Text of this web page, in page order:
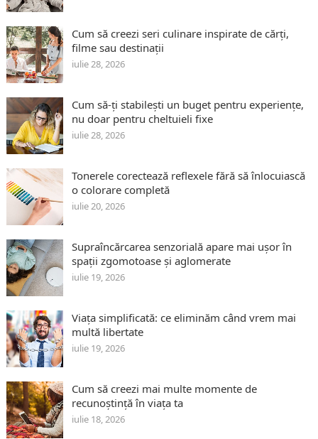
Cum să creezi seri culinare inspirate de cărți,
filme sau destinații
iulie 28, 2026
Cum să-ți stabilești un buget pentru experiențe,
nu doar pentru cheltuieli fixe
iulie 28, 2026
Tonerele corectează reflexele fără să înlocuiască
o colorare completă
iulie 20, 2026
Supraîncărcarea senzorială apare mai ușor în
spații zgomotoase și aglomerate
iulie 19, 2026
Viața simplificată: ce eliminăm când vrem mai
multă libertate
iulie 19, 2026
Cum să creezi mai multe momente de
recunoștință în viața ta
iulie 18, 2026